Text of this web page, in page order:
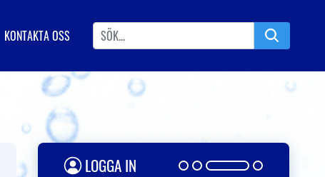
KONTAKTA OSS
LOGGA IN